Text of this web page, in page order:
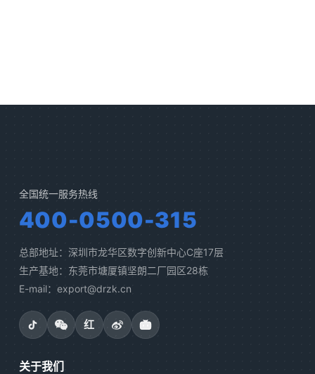
全国统一服务热线
400-0500-315
总部地址：深圳市龙华区数字创新中心C座17层
生产基地：东莞市塘厦镇坚朗二厂园区28栋
E-mail：export@drzk.cn
红
关于我们